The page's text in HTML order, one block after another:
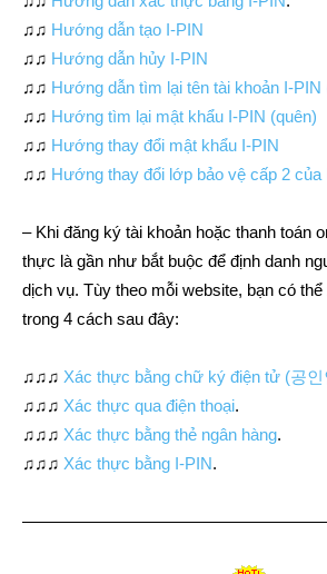
♫♫ Hướng dẫn tạo I-PIN
♫♫ Hướng dẫn hủy I-PIN
♫♫ Hướng dẫn tìm lại tên tài khoản I-PIN
♫♫ Hướng tìm lại mật khẩu I-PIN (quên)
♫♫ Hướng thay đổi mật khẩu I-PIN
♫♫ Hướng thay đổi lớp bảo vệ cấp 2 của
– Khi đăng ký tài khoản hoặc thanh toán
thực là gần như bắt buộc để định danh
dịch vụ. Tùy theo mỗi website, bạn có
trong 4 cách sau đây:
♫♫♫ Xác thực bằng chữ ký điện tử (공인
♫♫♫ Xác thực qua điện thoại.
♫♫♫ Xác thực bằng thẻ ngân hàng.
♫♫♫ Xác thực bằng I-PIN.